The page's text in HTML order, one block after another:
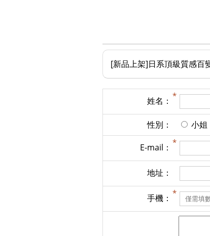
[新品上架]日系頂級質感百
姓名：
性別： 小姐
E-mail：
地址：
手機：